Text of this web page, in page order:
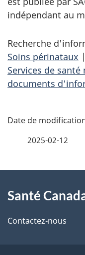
indépendant au
Recherche
Soins périnataux |
Services de santé
documents
D
i
l
2025-02-12
propos
de
Santé
Contactez-nous